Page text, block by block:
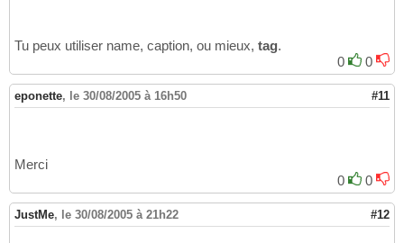
Tu peux utiliser name, caption, ou mieux, tag.
0
0
eponette, le 30/08/2005 à 16h50 #11
Merci
0
0
JustMe, le 30/08/2005 à 21h22 #12